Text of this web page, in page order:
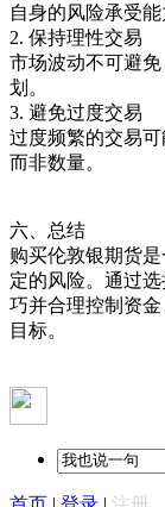
自身的风险承受能
2. 保持理性交易
市场波动不可避
划。
3. 避免过度交易
过度频繁的交易
而非数量。
六、总结
购买伦敦银期货
定的风险。通过
巧并合理控制资
目标。